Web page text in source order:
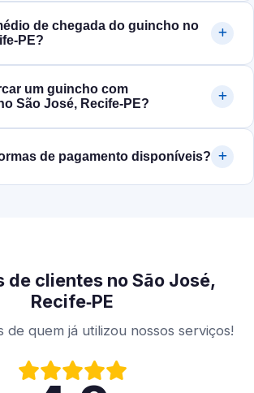
de chegada do guincho no
um guincho com
São José, Recife‑PE?
de pagamento disponíveis?
de clientes no São José,
Recife‑PE
de quem já utilizou nossos serviços!